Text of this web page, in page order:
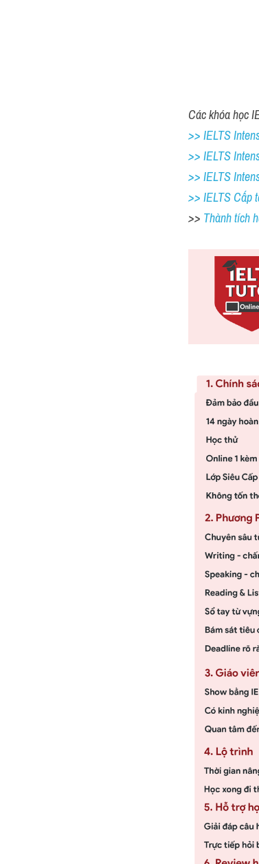
Các khóa học
>> IELTS
>> IELTS
>> IELTS
>> IELTS Cấp
>> Thành tích